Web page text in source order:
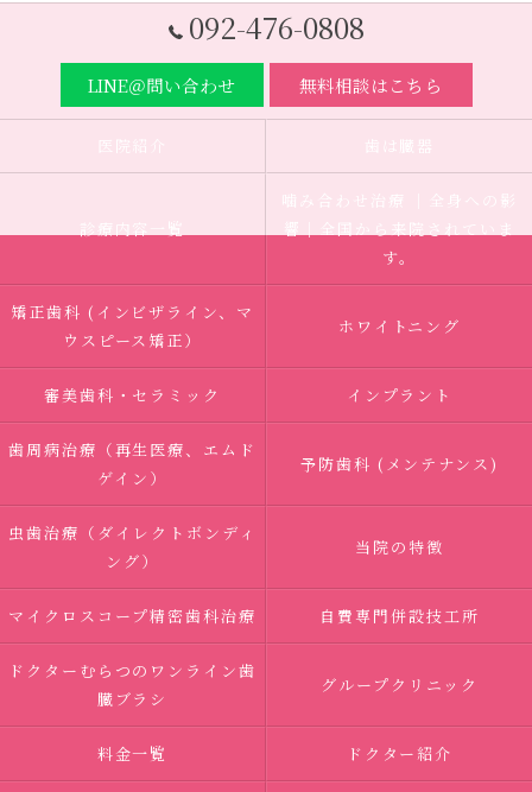
092-476-0808
LINE＠問い合わせ 無料相談はこちら
医院紹介 歯は臓器
診療内容一覧
噛み合わせ治療 ｜全身への影
響｜全国から来院されていま
す。
矯正歯科 (インビザライン、マ
ウスピース矯正）
ホワイトニング
審美歯科・セラミック インプラント
歯周病治療（再生医療、エムド
ゲイン）
予防歯科 (メンテナンス)
虫歯治療（ダイレクトボンディ
ング）
当院の特徴
マイクロスコープ精密歯科治療 自費専門併設技工所
ドクターむらつのワンライン歯
臓ブラシ
グループクリニック
料金一覧 ドクター紹介